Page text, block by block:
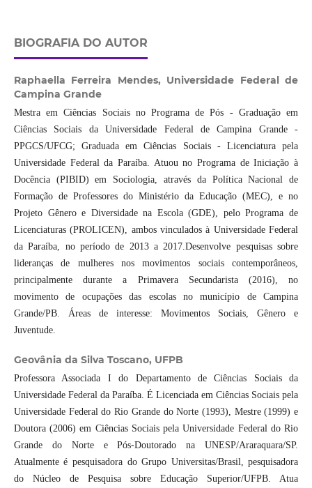
BIOGRAFIA DO AUTOR
Raphaella Ferreira Mendes, Universidade Federal de
Campina Grande
Mestra em Ciências Sociais no Programa de Pós - Graduação em
Ciências Sociais da Universidade Federal de Campina Grande -
PPGCS/UFCG; Graduada em Ciências Sociais - Licenciatura pela
Universidade Federal da Paraíba. Atuou no Programa de Iniciação à
Docência (PIBID) em Sociologia, através da Política Nacional de
Formação de Professores do Ministério da Educação (MEC), e no
Projeto Gênero e Diversidade na Escola (GDE), pelo Programa de
Licenciaturas (PROLICEN), ambos vinculados à Universidade Federal
da Paraíba, no período de 2013 a 2017.Desenvolve pesquisas sobre
lideranças de mulheres nos movimentos sociais contemporâneos,
principalmente durante a Primavera Secundarista (2016), no
movimento de ocupações das escolas no município de Campina
Grande/PB. Áreas de interesse: Movimentos Sociais, Gênero e
Juventude.
Geovânia da Silva Toscano, UFPB
Professora Associada I do Departamento de Ciências Sociais da
Universidade Federal da Paraíba. É Licenciada em Ciências Sociais pela
Universidade Federal do Rio Grande do Norte (1993), Mestre (1999) e
Doutora (2006) em Ciências Sociais pela Universidade Federal do Rio
Grande do Norte e Pós-Doutorado na UNESP/Araraquara/SP.
Atualmente é pesquisadora do Grupo Universitas/Brasil, pesquisadora
do Núcleo de Pesquisa sobre Educação Superior/UFPB. Atua